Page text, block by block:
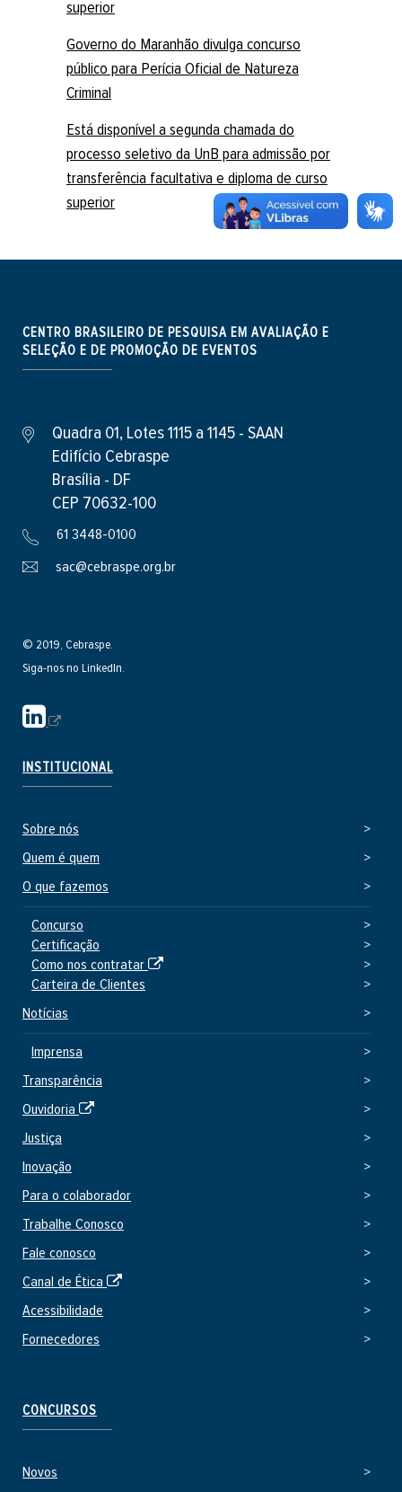
superior
Governo do Maranhão divulga concurso
público para Perícia Oficial de Natureza
Criminal
Está disponível a segunda chamada do
processo seletivo da UnB para admissão por
transferência facultativa e diploma de curso
superior
CENTRO BRASILEIRO DE PESQUISA EM AVALIAÇÃO E
SELEÇÃO E DE PROMOÇÃO DE EVENTOS
Quadra 01, Lotes 1115 a 1145 - SAAN
Edifício Cebraspe
Brasília - DF
CEP 70632-100
61 3448-0100
sac@cebraspe.org.br
© 2019, Cebraspe.
Siga-nos no LinkedIn.
S
t
e
x
t
n
o
INSTITUCIONAL
Sobre nós
Quem é quem
O que fazemos
Concurso
Certificação
Como nos contratar
S
Carteira de Clientes
Notícias
Imprensa
Transparência
Ouvidoria
S
t
e
n
o
Justiça
Inovação
Para o colaborador
Trabalhe Conosco
Fale conosco
Canal de Ética
S
Acessibilidade
Fornecedores
CONCURSOS
Novos